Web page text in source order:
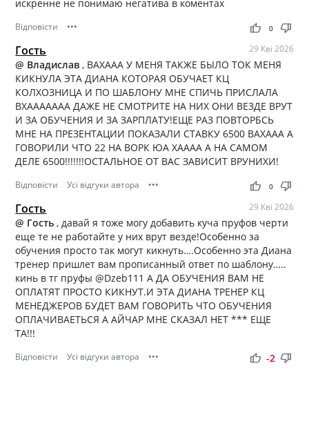
искренне не понимаю негатива в коментах
Відповісти ••• thumb_up thumb_down
0
Гость 29 Кві 2026
@ Владислав, ВАХААА У МЕНЯ ТАКЖЕ БЫЛО ТОК МЕНЯ
КИКНУЛА ЭТА ДИАНА КОТОРАЯ ОБУЧАЕТ КЦ
КОЛХОЗНИЦА И ПО ШАБЛОНУ МНЕ СПИЧЬ ПРИСЛАЛА
ВХААААААА ДАЖЕ НЕ СМОТРИТЕ НА НИХ ОНИ ВЕЗДЕ ВРУТ
И ЗА ОБУЧЕНИЯ И ЗА ЗАРПЛАТУ!ЕЩЕ РАЗ ПОВТОРБСЬ
МНЕ НА ПРЕЗЕНТАЦИИ ПОКАЗАЛИ СТАВКУ 6500 ВАХААА А
ГОВОРИЛИ ЧТО 22 НА ВОРК ЮА ХАААА А НА САМОМ
ДЕЛЕ 6500!!!!!!!ОСТАЛЬНОЕ ОТ ВАС ЗАВИСИТ ВРУНИХИ!
Відповісти Усі відгуки автора ••• thumb_up thumb_down
0
Гость 29 Кві 2026
@ Гость, давай я тоже могу добавить куча пруфов черти
еще те не работайте у них врут везде!Особенно за
обучения просто так могут кикнуть….Особенно эта Диана
тренер пришлет вам прописанный ответ по шаблону…..
кинь в тг пруфы @Dzeb111 А ДА ОБУЧЕНИЯ ВАМ НЕ
ОПЛАТЯТ ПРОСТО КИКНУТ.И ЭТА ДИАНА ТРЕНЕР КЦ
МЕНЕДЖЕРОВ БУДЕТ ВАМ ГОВОРИТЬ ЧТО ОБУЧЕНИЯ
ОПЛАЧИВАЕТЬСЯ А АЙЧАР МНЕ СКАЗАЛ НЕТ *** ЕЩЕ
ТА!!!
Відповісти Усі відгуки автора ••• thumb_up thumb_down
-2